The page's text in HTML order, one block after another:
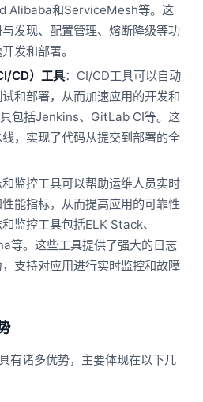
Alibaba和ServiceMesh等。这
发现、配置管理、熔断降级等功
发和部署。
CD）工具：CI/CD工具可以自动
和部署，从而加速应用的开发和
包括Jenkins、GitLab CI等。这
，实现了代码从提交到部署的全
和监控工具可以帮助运维人员实时
能指标，从而提高应用的可靠性
监控工具包括ELK Stack、
等。这些工具提供了强大的日志
支持对应用进行实时监控和故障
有诸多优势，主要体现在以下几